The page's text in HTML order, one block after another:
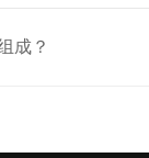
成？